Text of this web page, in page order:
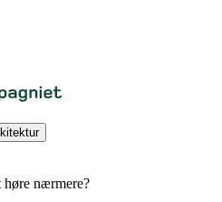
høre nærmere?